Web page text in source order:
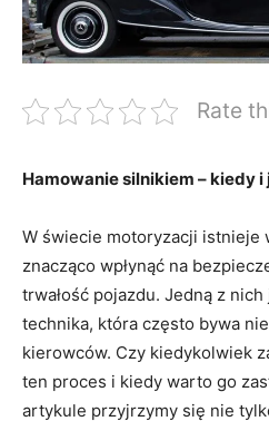
Rate
Hamowanie silnikiem – kiedy
W świecie motoryzacji istnieje
znacząco wpłynąć na
trwałość pojazdu. Jedną z
technika, która często bywa
kierowców. Czy kiedykolwiek
ten proces i kiedy warto go
artykule przyjrzymy się nie